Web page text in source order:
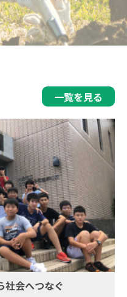
一覧を見る
社会へつなぐ